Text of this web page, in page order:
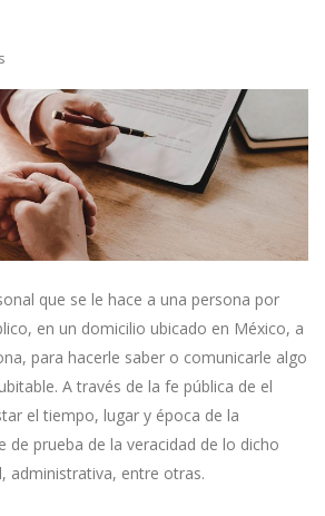
que se le hace a una persona por
en un domicilio ubicado en México, a
para hacerle saber o comunicarle algo
A través de la fe pública de el
el tiempo, lugar y época de la
de prueba de la veracidad de lo dicho
administrativa, entre otras.